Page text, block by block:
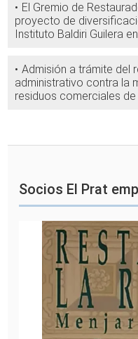
El Gremio de
proyecto de
Instituto Baldiri Guilera
Admisión a trámite del
administrativo contra la
residuos comerciales
Socios El Prat